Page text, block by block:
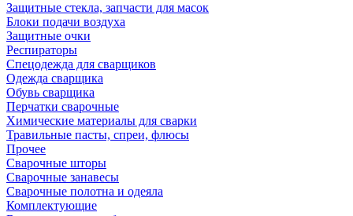
Защитные стекла, запчасти для масок
Блоки подачи воздуха
Защитные очки
Респираторы
Спецодежда для сварщиков
Одежда сварщика
Обувь сварщика
Перчатки сварочные
Химические материалы для сварки
Травильные пасты, спреи, флюсы
Прочее
Сварочные шторы
Сварочные занавесы
Сварочные полотна и одеяла
Комплектующие